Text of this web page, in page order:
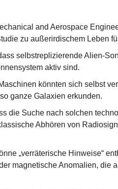
and Aerospace
zu außerirdischem Leben
selbstreplizierende Alien-
aktiv sind.
könnten sich selbst
ganze Galaxien erkunden.
die Suche nach solchen
Abhören von
„verräterische Hinweise“
magnetische Anomalien, die